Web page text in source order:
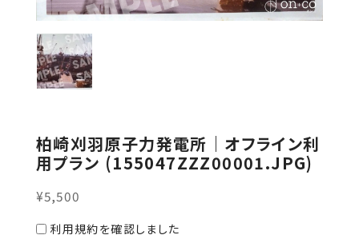
柏崎刈羽原子力発電所｜オフライン利
用プラン (155047ZZZ00001.JPG)
¥5,500
利用規約を確認しました